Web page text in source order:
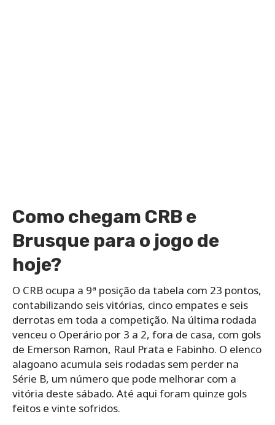
Como chegam CRB e
Brusque para o jogo de
hoje?
O CRB ocupa a 9ª posição da tabela com 23 pontos,
contabilizando seis vitórias, cinco empates e seis
derrotas em toda a competição. Na última rodada
venceu o Operário por 3 a 2, fora de casa, com gols
de Emerson Ramon, Raul Prata e Fabinho. O elenco
alagoano acumula seis rodadas sem perder na
Série B, um número que pode melhorar com a
vitória deste sábado. Até aqui foram quinze gols
feitos e vinte sofridos.